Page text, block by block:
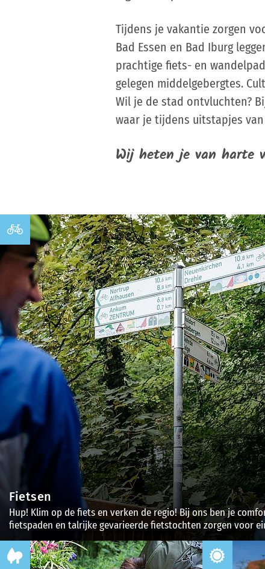
Tijdens je vakantie zorgen
Bad Essen en Bad Iburg
prachtige fiets- en
gelegen middelgebergtes.
Wil je de stad ontvluchten?
waar je tijdens uitstapjes
Wij heten je van harte
Fietsen
Hup! Klim op de fiets en verken de regio! Bij ons ben je
fietspaden en talrijke gevarieerde fietstochten zorgen voor